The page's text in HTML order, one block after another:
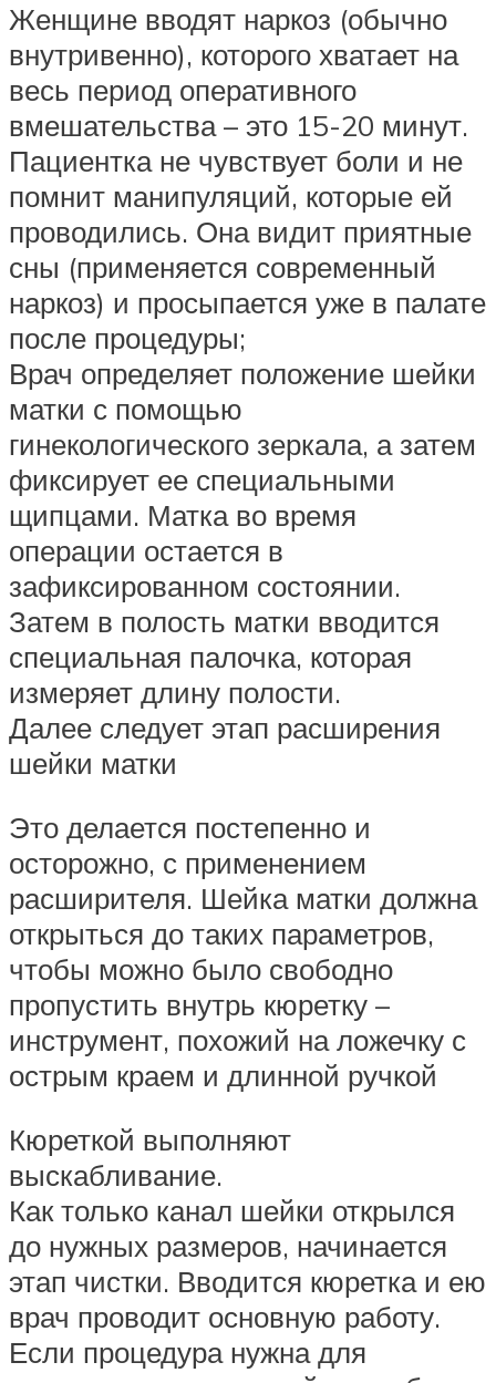
Женщине вводят наркоз (обычно
внутривенно), которого хватает на
весь период оперативного
вмешательства – это 15-20 минут.
Пациентка не чувствует боли и не
помнит манипуляций, которые ей
проводились. Она видит приятные
сны (применяется современный
наркоз) и просыпается уже в палате
после процедуры;
Врач определяет положение шейки
матки с помощью
гинекологического зеркала, а затем
фиксирует ее специальными
щипцами. Матка во время
операции остается в
зафиксированном состоянии.
Затем в полость матки вводится
специальная палочка, которая
измеряет длину полости.
Далее следует этап расширения
шейки матки
Это делается постепенно и
осторожно, с применением
расширителя. Шейка матки должна
открыться до таких параметров,
чтобы можно было свободно
пропустить внутрь кюретку –
инструмент, похожий на ложечку с
острым краем и длинной ручкой
Кюреткой выполняют
выскабливание.
Как только канал шейки открылся
до нужных размеров, начинается
этап чистки. Вводится кюретка и ею
врач проводит основную работу.
Если процедура нужна для